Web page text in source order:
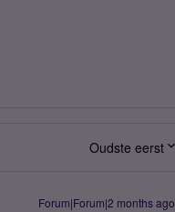
Oudste eerst
Forum|Forum|2 months ago